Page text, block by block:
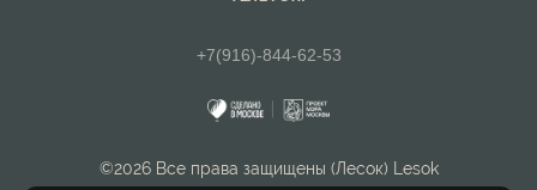
+7(916)-844-62-53
©2026 Все права защищены (Лесок) Lesok